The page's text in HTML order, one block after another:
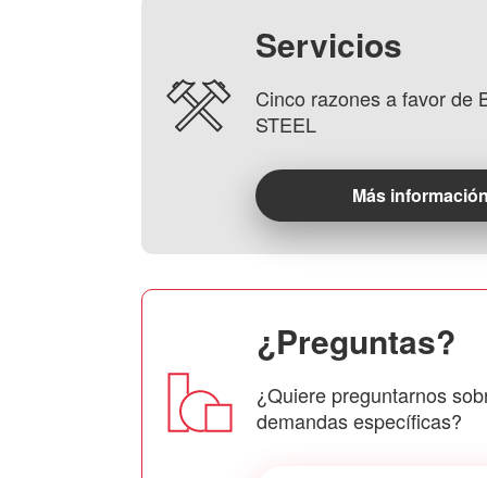
Servicios
Cinco razones a favor de
STEEL
Más
¿Preguntas?
¿Quiere preguntarnos
demandas específicas?